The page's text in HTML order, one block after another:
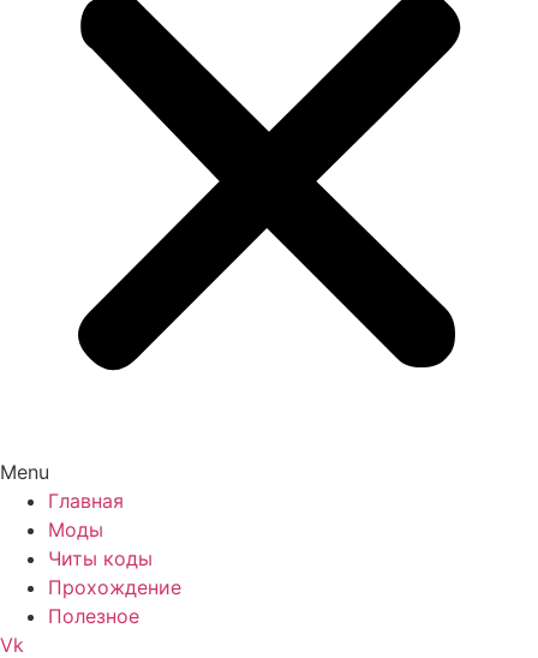
Menu
Главная
Моды
Читы коды
Прохождение
Полезное
Vk